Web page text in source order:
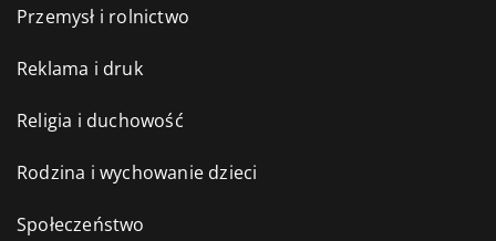
Przemysł i rolnictwo
Reklama i druk
Religia i duchowość
Rodzina i wychowanie dzieci
Społeczeństwo